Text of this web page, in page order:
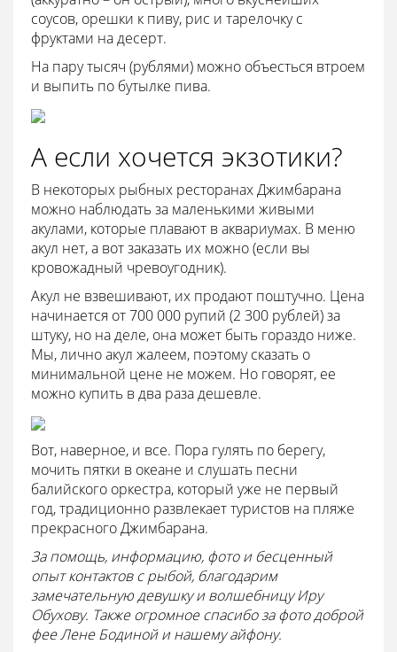
соусов, орешки к пиву, рис и тарелочку с
фруктами на десерт.
На пару тысяч (рублями) можно объесться втроем
и выпить по бутылке пива.
А если хочется экзотики?
В некоторых рыбных ресторанах Джимбарана
можно наблюдать за маленькими живыми
акулами, которые плавают в аквариумах. В меню
акул нет, а вот заказать их можно (если вы
кровожадный чревоугодник).
Акул не взвешивают, их продают поштучно. Цена
начинается от 700 000 рупий (2 300 рублей) за
штуку, но на деле, она может быть гораздо ниже.
Мы, лично акул жалеем, поэтому сказать о
минимальной цене не можем. Но говорят, ее
можно купить в два раза дешевле.
Вот, наверное, и все. Пора гулять по берегу,
мочить пятки в океане и слушать песни
балийского оркестра, который уже не первый
год, традиционно развлекает туристов на пляже
прекрасного Джимбарана.
За помощь, информацию, фото и бесценный
опыт контактов с рыбой, благодарим
замечательную девушку и волшебницу Иру
Обухову. Также огромное спасибо за фото доброй
фее Лене Бодиной и нашему айфону.